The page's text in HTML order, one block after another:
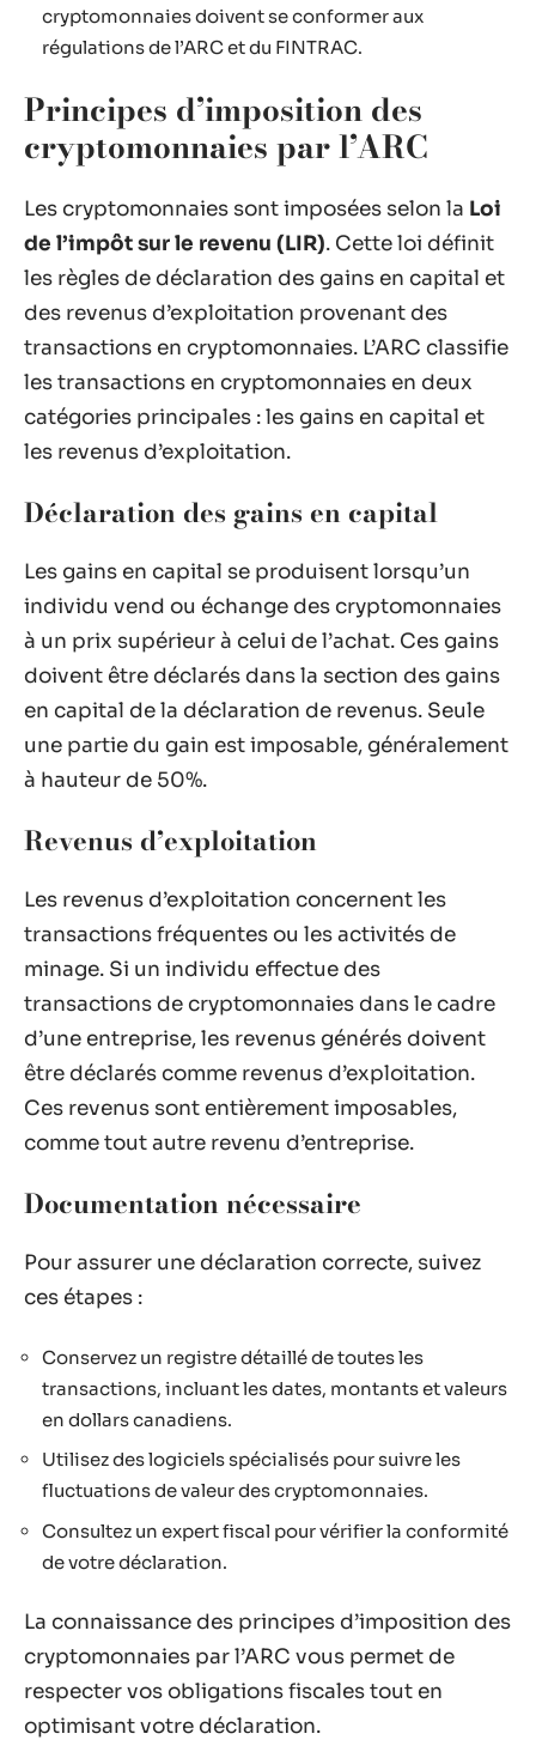
cryptomonnaies doivent se conformer aux
régulations de l’ARC et du FINTRAC.
Principes d’imposition des
cryptomonnaies par l’ARC
Les cryptomonnaies sont imposées selon la Loi
de l’impôt sur le revenu (LIR). Cette loi définit
les règles de déclaration des gains en capital et
des revenus d’exploitation provenant des
transactions en cryptomonnaies. L’ARC classifie
les transactions en cryptomonnaies en deux
catégories principales : les gains en capital et
les revenus d’exploitation.
Déclaration des gains en capital
Les gains en capital se produisent lorsqu’un
individu vend ou échange des cryptomonnaies
à un prix supérieur à celui de l’achat. Ces gains
doivent être déclarés dans la section des gains
en capital de la déclaration de revenus. Seule
une partie du gain est imposable, généralement
à hauteur de 50%.
Revenus d’exploitation
Les revenus d’exploitation concernent les
transactions fréquentes ou les activités de
minage. Si un individu effectue des
transactions de cryptomonnaies dans le cadre
d’une entreprise, les revenus générés doivent
être déclarés comme revenus d’exploitation.
Ces revenus sont entièrement imposables,
comme tout autre revenu d’entreprise.
Documentation nécessaire
Pour assurer une déclaration correcte, suivez
ces étapes :
Conservez un registre détaillé de toutes les
transactions, incluant les dates, montants et valeurs
en dollars canadiens.
Utilisez des logiciels spécialisés pour suivre les
fluctuations de valeur des cryptomonnaies.
Consultez un expert fiscal pour vérifier la conformité
de votre déclaration.
La connaissance des principes d’imposition des
cryptomonnaies par l’ARC vous permet de
respecter vos obligations fiscales tout en
optimisant votre déclaration.